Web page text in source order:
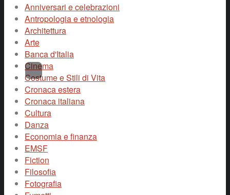
Anniversari e celebrazioni
Antropologia e etnologia
Architettura
Arte
Banca d'Italia
Cinema
Costume e Stili di Vita
Cronaca estera
Cronaca italiana
Cultura
Danza
Economia e finanza
EMSF
Fiction
Filosofia
Fotografia